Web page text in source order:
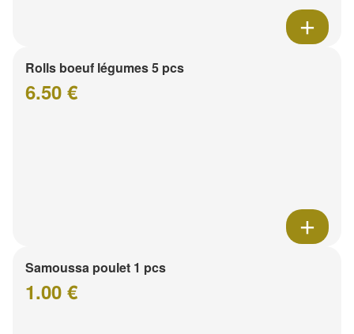
Rolls boeuf légumes 5 pcs
6.50 €
Samoussa poulet 1 pcs
1.00 €